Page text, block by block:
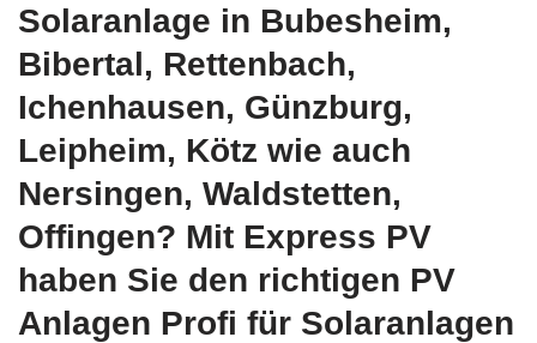
Solaranlage in Bubesheim,
Bibertal, Rettenbach,
Ichenhausen, Günzburg,
Leipheim, Kötz wie auch
Nersingen, Waldstetten,
Offingen? Mit Express PV
haben Sie den richtigen PV
Anlagen Profi für Solaranlagen